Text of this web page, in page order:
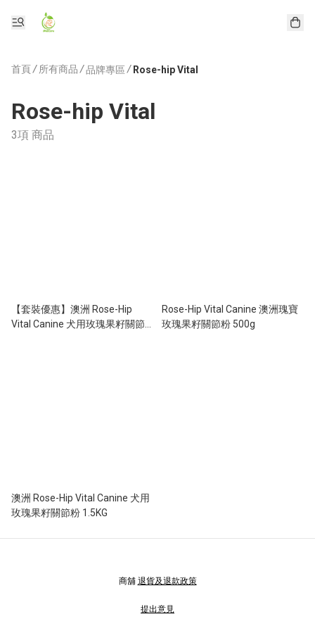
首頁/ 所有商品 /品牌專區 / Rose-hip Vital
Rose-hip Vital
3項 商品
【套裝優惠】澳洲 Rose-Hip
Vital Canine 犬用玫瑰果籽關節
Rose-Hip Vital Canine 澳洲瑰寶
玫瑰果籽關節粉 500g
澳洲 Rose-Hip Vital Canine 犬用
玫瑰果籽關節粉 1.5KG
商舖 退貨及退款政策
提出意見